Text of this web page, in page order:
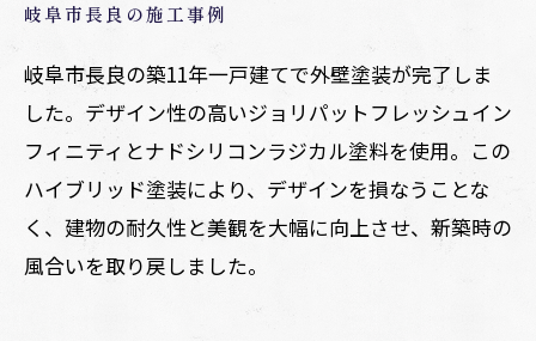
岐阜市長良の施工事例
岐阜市長良の築11年一戸建てで外壁塗装が完了しま
した。デザイン性の高いジョリパットフレッシュイン
フィニティとナドシリコンラジカル塗料を使用。この
ハイブリッド塗装により、デザインを損なうことな
く、建物の耐久性と美観を大幅に向上させ、新築時の
風合いを取り戻しました。